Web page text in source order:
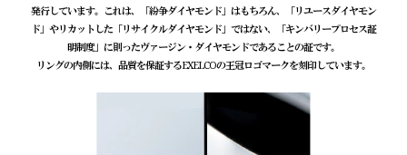
発行しています。これは、「紛争ダイヤモンド」はもちろん、「リユースダイヤモン
ド」やリカットした「リサイクルダイヤモンド」ではない、「キンバリープロセス証
明制度」に則ったヴァージン・ダイヤモンドであることの証です。
リングの内側には、品質を保証するEXELCOの王冠ロゴマークを刻印しています。